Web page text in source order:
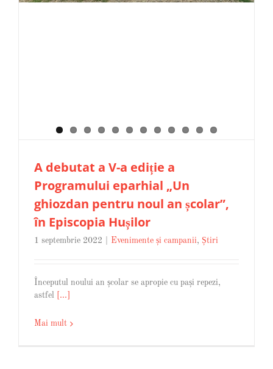
A debutat a V-a ediție a
Programului eparhial „Un
ghiozdan pentru noul an școlar”,
în Episcopia Hușilor
1 septembrie 2022 Evenimente și campanii, Știri
Începutul noului an școlar se apropie cu pași repezi,
astfel
[...]
Mai mult